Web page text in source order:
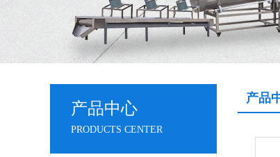
产品中心
PRODUCTS CENTER
产品